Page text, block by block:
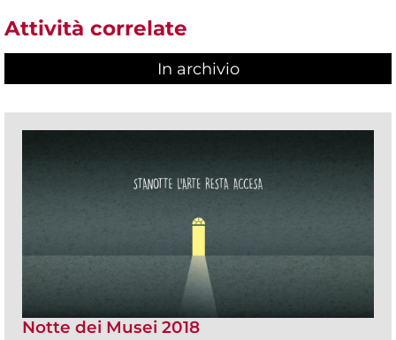
Attività correlate
In archivio
Notte dei Musei 2018